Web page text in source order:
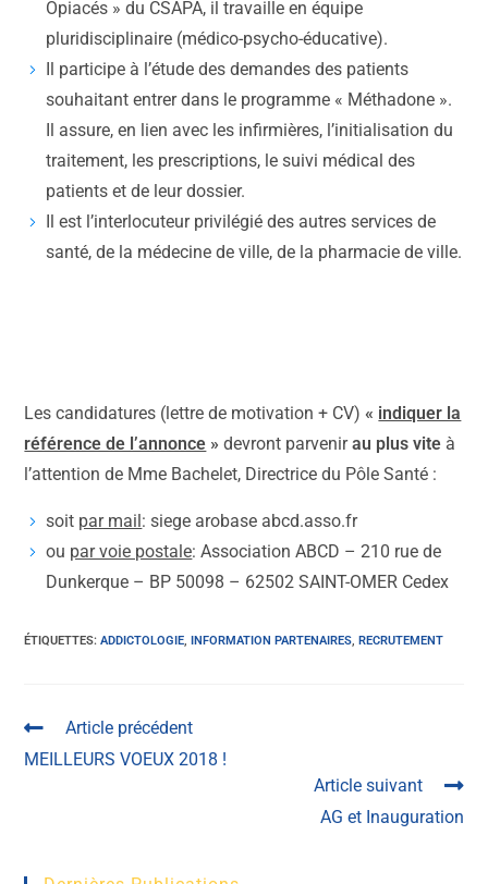
Opiacés » du CSAPA, il travaille en équipe
pluridisciplinaire (médico-psycho-éducative).
Il participe à l’étude des demandes des patients
souhaitant entrer dans le programme « Méthadone ».
Il assure, en lien avec les infirmières, l’initialisation du
traitement, les prescriptions, le suivi médical des
patients et de leur dossier.
Il est l’interlocuteur privilégié des autres services de
santé, de la médecine de ville, de la pharmacie de ville.
Les candidatures (lettre de motivation + CV) « indiquer la
référence de l’annonce » devront parvenirau plus vite à
l’attention de Mme Bachelet, Directrice du Pôle Santé :
soit par mail : siege arobase abcd.asso.fr
ou par voie postale: Association ABCD – 210 rue de
Dunkerque – BP 50098 – 62502 SAINT-OMER Cedex
ÉTIQUETTES:ADDICTOLOGIE, INFORMATION PARTENAIRES, RECRUTEMENT
Article précédent
MEILLEURS VOEUX 2018 !
Article suivant
AG et Inauguration